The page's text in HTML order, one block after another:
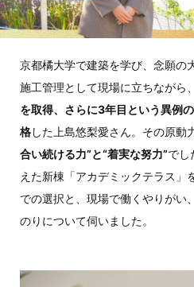
京都橘大学で建築を学び、念願の
施工管理として現場に立ちながら、
を取得、さらに3年目という異例
格した上島悠梨愛さん。その原動
合い続ける力”と“着実な努力”でし
えた新棟「アカデミックテラス」
での選択と、現場で働くやりがい
のりについて伺いました。